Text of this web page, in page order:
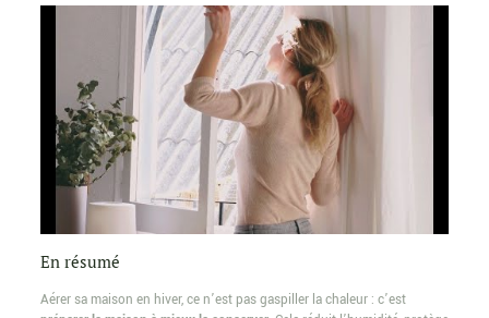
En résumé
Aérer sa maison en hiver, ce n’est pas gaspiller la chaleur : c’est